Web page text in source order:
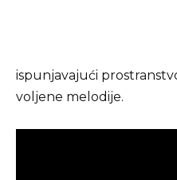
ispunjavajući
voljene melodije.